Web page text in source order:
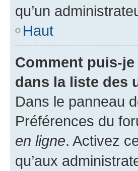
qu’un
Haut
Comment puis-
dans la liste des
Dans le panneau
Préférences du
en ligne. Activez
qu’aux